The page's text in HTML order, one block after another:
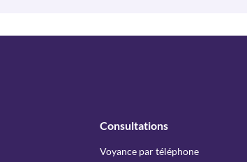
Consultations
Voyance par téléphone